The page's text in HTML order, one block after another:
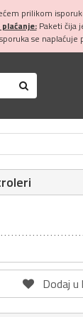
prilikom
Paketi čija
se
Dodaj u